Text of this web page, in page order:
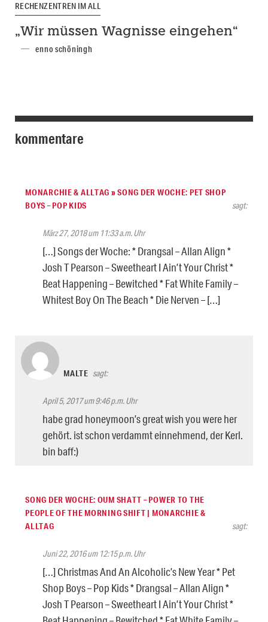
RECHENZENTREN IM ALL
„Wir müssen Wagnisse eingehen“
enno schöningh
kommentare
MONARCHIE & ALLTAG » SONG DER WOCHE: PET SHOP
BOYS – POP KIDS
sagt:
März 27, 2018 um 11:33 a.m. Uhr
[…] Songs der Woche: * Drangsal – Allan Align *
Josh T Pearson – Sweetheart I Ain’t Your Christ *
Beat Happening – Bewitched * Fat White Family –
Whitest Boy On The Beach * Die Nerven – […]
MALTE sagt:
April 5, 2017 um 9:46 p.m. Uhr
habe grad honeymoon’s great wish you were her
gehört. ist schon verdammt einnehmend, der Kerl.
bin baff:)
SONG DER WOCHE: OUM SHATT – POWER TO THE
PEOPLE OF THE MORNING SHIFT | MONARCHIE &
ALLTAG
sagt:
Juni 22, 2016 um 12:15 p.m. Uhr
[…] Christmas And An Alcoholic’s New Year * Pet
Shop Boys – Pop Kids * Drangsal – Allan Align *
Josh T Pearson – Sweetheart I Ain’t Your Christ *